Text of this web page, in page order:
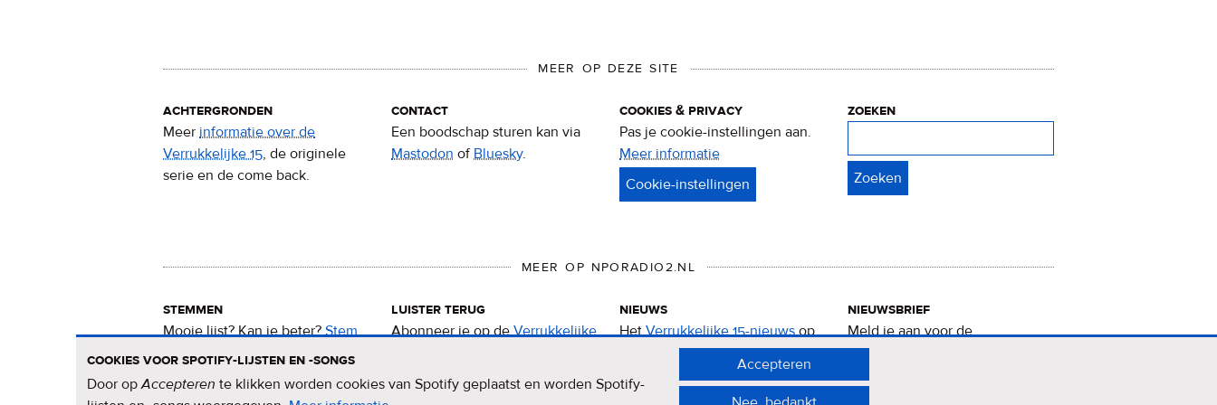
MEER OP DEZE SITE
achtergronden
Meer informatie over de
Verrukkelijke 15, de originele
serie en de come back.
contact
Een boodschap sturen kan via
Mastodon ofBluesky.
cookies & privacy
Pas je cookie-instellingen aan.
Meer informatie
&
zoeken
MEER OP NPORADIO2.NL
stemmen
Mooie lijst? Kan ie beter?Stem
nu voor de Verrukkelijke 15.
luister terug
Abonneer je op deVerrukkelijke
nieuws
HetVerrukkelijke 15-nieuwsop
de NPO Radio 2-website.
nieuwsbrief
Meld je aan voor de
Verrukkelijke 15-nieuwsbrief
cookies voor spotify-lijsten en -songs
Door opAccepteren te klikken worden cookies van Spotify geplaatst en worden Spotify-
Accepteren